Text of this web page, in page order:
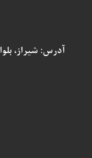
آدرس: شیراز،